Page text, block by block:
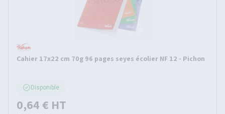
Cahier 17x22 cm 70g 96 pages seyes écolier NF 12 - Pichon
Disponible
0,64 € HT